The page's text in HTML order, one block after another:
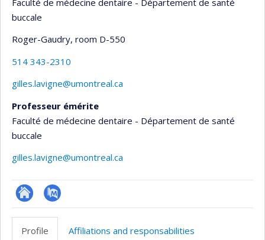
buccale
Roger-Gaudry, room D-550
514 343-2310
gilles.lavigne@umontreal.ca
Professeur émérite
Faculté de médecine dentaire - Département de santé
buccale
gilles.lavigne@umontreal.ca
Site
PubMed
Profile
Affiliations and responsabilities